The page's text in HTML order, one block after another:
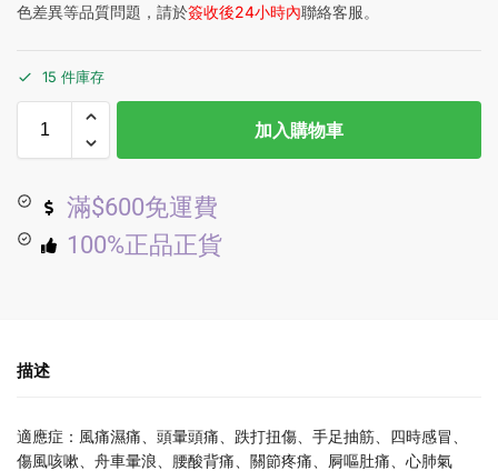
色差異等品質問題，請於簽收後24小時內聯絡客服。
15 件庫存
加入購物車
滿$600免運費
100%正品正貨
描述
適應症：風痛濕痛、頭暈頭痛、跌打扭傷、手足抽筋、四時感冒、
傷風咳嗽、舟車暈浪、腰酸背痛、關節疼痛、屙嘔肚痛、心肺氣